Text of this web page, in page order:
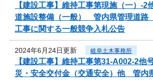
【建設工事】維持工事第現施（一）
道施設整備（一般） 管内県管理道
工事に関する一般競争入札公告
2024年6月24日更新 岐阜土木事務所
【建設工事】維持工事第31-A002-2
災・安全交付金（交通安全）他 管